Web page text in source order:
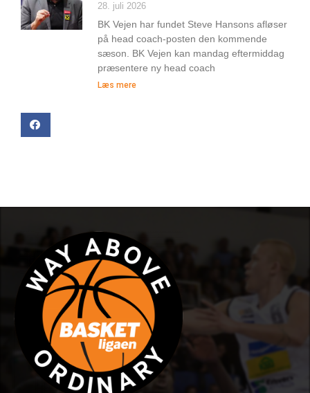
28. juli 2026
BK Vejen har fundet Steve Hansons afløser
på head coach-posten den kommende
sæson. BK Vejen kan mandag eftermiddag
præsentere ny head coach
Læs mere